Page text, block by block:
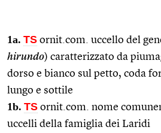
1a. TS ornit.com. uccello del
hirundo) caratterizzato da
dorso e bianco sul petto, coda
lungo e sottile
1b. TS ornit.com. nome
uccelli della famiglia dei Laridi